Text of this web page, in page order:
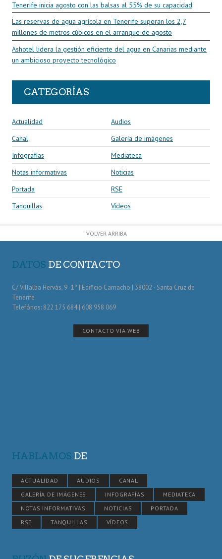
Tenerife inicia agosto con las balsas al 55% de su capacidad
Las reservas de agua agrícola en Tenerife superan los 2,7
millones de metros cúbicos en el arranque de agosto
Ashotel lidera la gestión eficiente del agua en Canarias mediante
un ambicioso proyecto tecnológico
CATEGORÍAS
Actualidad
Audios
Canal
Galería de imágenes
Infografías
Mediateca
Notas informativas
Noticias
Portada
RSE
Tanquillas
Vídeos
VOLVER ARRIBA
DATOS DE CONTACTO
C/ Villalba Hervás, 9 -1º | Edificio Camacho | 38002 · Santa Cruz de
Tenerife
Telefónos: 822 175 684 | 608 958 069
CONTACTO VÍA WEB
HABLAMOS DE
ACTUALIDAD AUDIOS
CANAL
GALERÍA DE IMÁGENES
INFOGRAFÍAS
MEDIATECA
NOTAS INFORMATIVAS
NOTICIAS
PORTADA
RSE
TANQUILLAS VÍDEOS